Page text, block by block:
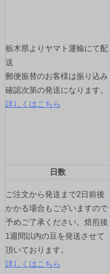
ン
栃木県よりヤマト運輸にて配
送
郵便振替のお客様は振り込み
確認次第の発送になります。
詳しくはこちら
日数
ご注文から発送まで2日前後
かかる場合もございますので
予めご了承ください。焙煎後
1週間以内の豆を発送させて
頂いております。
詳しくはこちら